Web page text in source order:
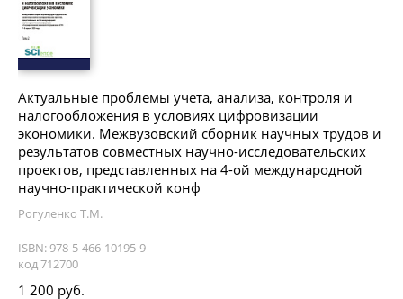
Актуальные проблемы учета, анализа, контроля и
налогообложения в условиях цифровизации
экономики. Межвузовский сборник научных трудов и
результатов совместных научно-исследовательских
проектов, представленных на 4-ой международной
научно-практической конф
Рогуленко Т.М.
ISBN: 978-5-466-10195-9
код 712700
1 200 руб.